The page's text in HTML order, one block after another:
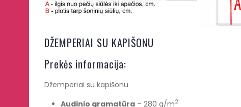
DŽEMPERIAI SU KAPIŠONU
Prekės informacija:
Džemperiai su kapišonu
Audinio gramatūra – 280 g/m2